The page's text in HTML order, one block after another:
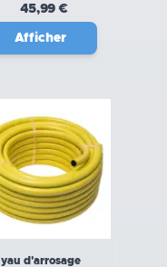
45,99 €
Afficher
d'arrosage